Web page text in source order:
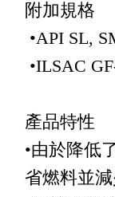
附加規格
•API SL,
•ILSAC
產品特性
•由於降低
省燃料並